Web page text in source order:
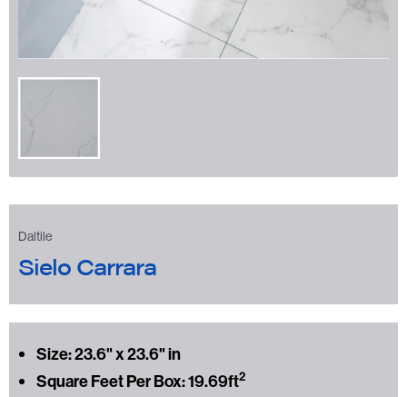
Daltile
Sielo Carrara
Size: 23.6" x 23.6" in
Square Feet Per Box: 19.69ft2